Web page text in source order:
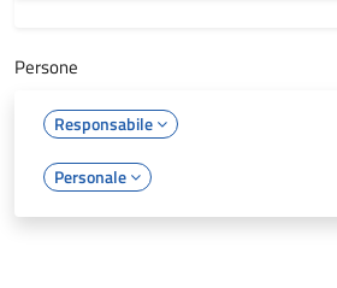
Persone
Responsabile
Personale